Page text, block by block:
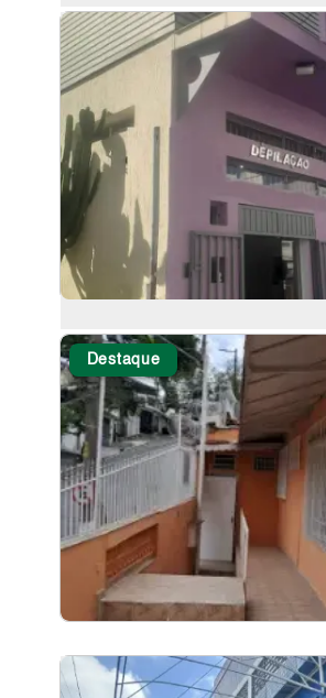
Destaque